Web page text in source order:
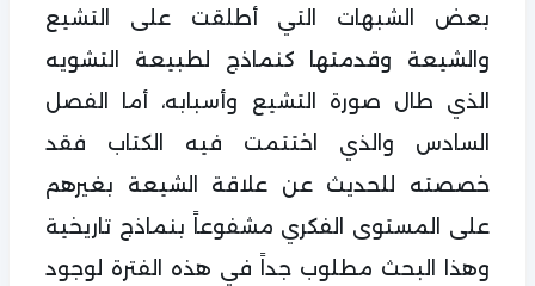
بعض الشبهات التي أطلقت على التشيع
والشيعة وقدمتها كنماذج لطبيعة التشويه
الذي طال صورة التشيع وأسبابه، أما الفصل
السادس والذي اختتمت فيه الكتاب فقد
خصصته للحديث عن علاقة الشيعة بغيرهم
على المستوى الفكري مشفوعاً بنماذج تاريخية
وهذا البحث مطلوب جداً في هذه الفترة لوجود